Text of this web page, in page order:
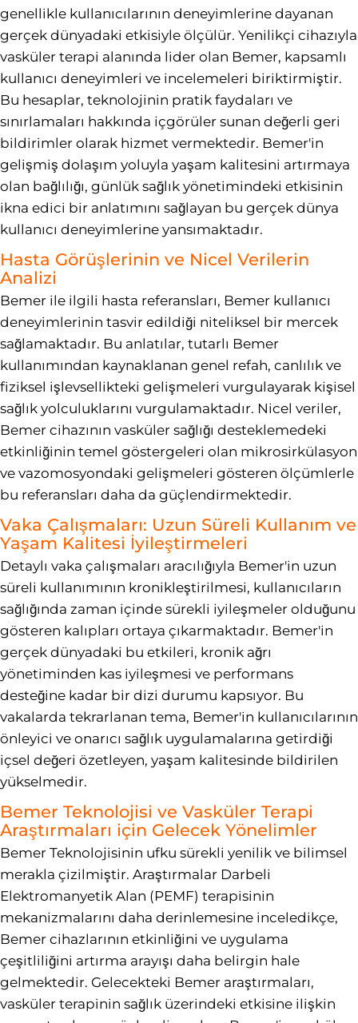
genellikle kullanıcılarının deneyimlerine dayanan
gerçek dünyadaki etkisiyle ölçülür. Yenilikçi cihazıyla
vasküler terapi alanında lider olan Bemer, kapsamlı
kullanıcı deneyimleri ve incelemeleri biriktirmiştir.
Bu hesaplar, teknolojinin pratik faydaları ve
sınırlamaları hakkında içgörüler sunan değerli geri
bildirimler olarak hizmet vermektedir. Bemer'in
gelişmiş dolaşım yoluyla yaşam kalitesini artırmaya
olan bağlılığı, günlük sağlık yönetimindeki etkisinin
ikna edici bir anlatımını sağlayan bu gerçek dünya
kullanıcı deneyimlerine yansımaktadır.
Hasta Görüşlerinin ve Nicel Verilerin
Analizi
Bemer ile ilgili hasta referansları, Bemer kullanıcı
deneyimlerinin tasvir edildiği niteliksel bir mercek
sağlamaktadır. Bu anlatılar, tutarlı Bemer
kullanımından kaynaklanan genel refah, canlılık ve
fiziksel işlevsellikteki gelişmeleri vurgulayarak kişisel
sağlık yolculuklarını vurgulamaktadır. Nicel veriler,
Bemer cihazının vasküler sağlığı desteklemedeki
etkinliğinin temel göstergeleri olan mikrosirkülasyon
ve vazomosyondaki gelişmeleri gösteren ölçümlerle
bu referansları daha da güçlendirmektedir.
Vaka Çalışmaları: Uzun Süreli Kullanım ve
Yaşam Kalitesi İyileştirmeleri
Detaylı vaka çalışmaları aracılığıyla Bemer'in uzun
süreli kullanımının kronikleştirilmesi, kullanıcıların
sağlığında zaman içinde sürekli iyileşmeler olduğunu
gösteren kalıpları ortaya çıkarmaktadır. Bemer'in
gerçek dünyadaki bu etkileri, kronik ağrı
yönetiminden kas iyileşmesi ve performans
desteğine kadar bir dizi durumu kapsıyor. Bu
vakalarda tekrarlanan tema, Bemer'in kullanıcılarının
önleyici ve onarıcı sağlık uygulamalarına getirdiği
içsel değeri özetleyen, yaşam kalitesinde bildirilen
yükselmedir.
Bemer Teknolojisi ve Vasküler Terapi
Araştırmaları için Gelecek Yönelimler
Bemer Teknolojisinin ufku sürekli yenilik ve bilimsel
merakla çizilmiştir. Araştırmalar Darbeli
Elektromanyetik Alan (PEMF) terapisinin
mekanizmalarını daha derinlemesine inceledikçe,
Bemer cihazlarının etkinliğini ve uygulama
çeşitliliğini artırma arayışı daha belirgin hale
gelmektedir. Gelecekteki Bemer araştırmaları,
vasküler terapinin sağlık üzerindeki etkisine ilişkin